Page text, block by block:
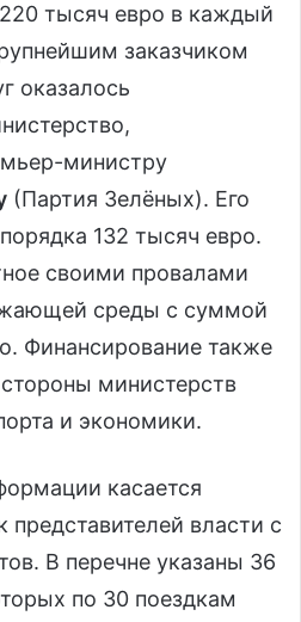
тысяч евро в каждый
заказчиком
оказалось
министру
(Партия Зелёных). Его
132 тысяч евро.
своими провалами
среды с суммой
Финансирование также
министерств
и экономики.
касается
власти с
В перечне указаны 36
по 30 поездкам